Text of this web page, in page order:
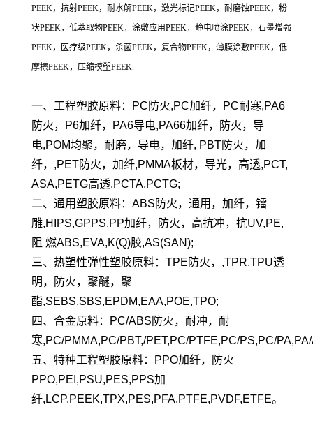
PEEK，抗射PEEK，耐水解PEEK，激光标记PEEK，耐磨蚀PEEK，粉
状PEEK，低萃取物PEEK，涂敷应用PEEK，静电喷涂PEEK，石墨增强
PEEK，医疗级PEEK，杀菌PEEK，复合物PEEK，薄膜涂敷PEEK，低
摩擦PEEK，压缩模塑PEEK.
一、工程塑胶原料：PC防火,PC加纤，PC耐寒,PA6
防火，P6加纤，PA6导电,PA66加纤，防火，导
电,POM均聚，耐磨，导电，加纤, PBT防火，加
纤，,PET防火，加纤,PMMA板材，导光，高透,PCT,
ASA,PETG高透,PCTA,PCTG;
二、通用塑胶原料：ABS防火，通用，加纤，镭
雕,HIPS,GPPS,PP加纤，防火，高抗冲，抗UV,PE,
阻 燃ABS,EVA,K(Q)胶,AS(SAN);
三、热塑性弹性塑胶原料：TPE防火，,TPR,TPU透
明，防火，聚醚，聚
酯,SEBS,SBS,EPDM,EAA,POE,TPO;
四、合金原料：PC/ABS防火，耐冲，耐
寒,PC/PMMA,PC/PBT,/PET,PC/PTFE,PC/PS,PC/
五、特种工程塑胶原料：PPO加纤，防火
PPO,PEI,PSU,PES,PPS加
纤,LCP,PEEK,TPX,PES,PFA,PTFE,PVDF,ETFE。